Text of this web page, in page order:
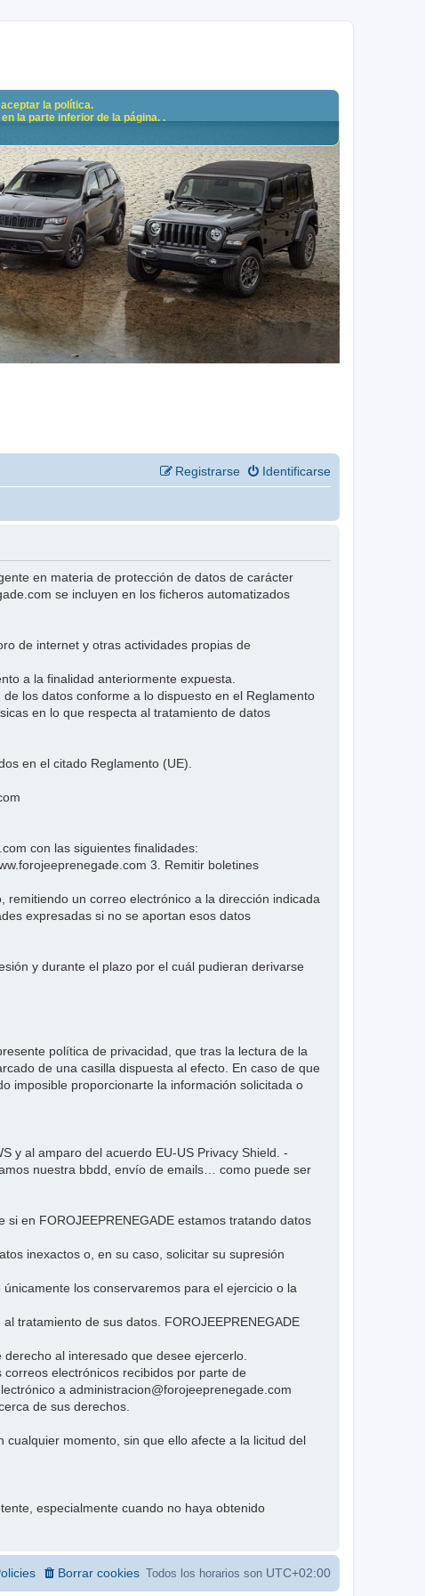
Identificarse
Registrarse
en materia de protección de datos de carácter
se incluyen en los ficheros automatizados
de internet y otras actividades propias de
a la finalidad anteriormente expuesta.
los datos conforme a lo dispuesto en el Reglamento
en lo que respecta al tratamiento de datos
en el citado Reglamento (UE).
con las siguientes finalidades:
3. Remitir boletines
un correo electrónico a la dirección indicada
expresadas si no se aportan esos datos
y durante el plazo por el cuál pudieran derivarse
política de privacidad, que tras la lectura de la
de una casilla dispuesta al efecto. En caso de que
imposible proporcionarte la información solicitada o
y al amparo del acuerdo EU-US Privacy Shield. -
nuestra bbdd, envío de emails… como puede ser
en FOROJEEPRENEGADE estamos tratando datos
inexactos o, en su caso, solicitar su supresión
los conservaremos para el ejercicio o la
tratamiento de sus datos. FOROJEEPRENEGADE
al interesado que desee ejercerlo.
electrónicos recibidos por parte de
a administracion@forojeeprenegade.com
de sus derechos.
momento, sin que ello afecte a la licitud del
especialmente cuando no haya obtenido
la política.
la parte inferior de la página. .
Todos los horarios son UTC+02:00
Borrar cookies